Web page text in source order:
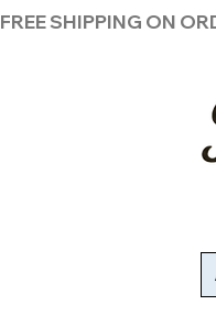
FREE SHIPPING ON